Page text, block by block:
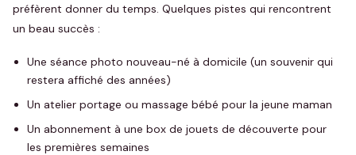
préfèrent donner du temps. Quelques pistes qui rencontrent
un beau succès :
Une séance photo nouveau-né à domicile (un souvenir qui
restera affiché des années)
Un atelier portage ou massage bébé pour la jeune maman
Un abonnement à une box de jouets de découverte pour
les premières semaines